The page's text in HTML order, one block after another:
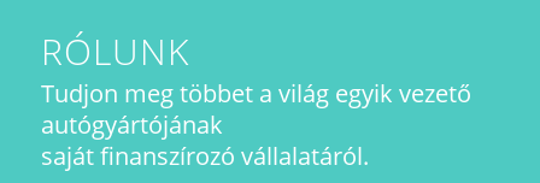
RÓLUNK
Tudjon meg többet a világ egyik vezető
autógyártójának
saját finanszírozó vállalatáról.